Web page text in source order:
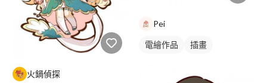
火鍋偵探
Pei
電繪作品 插畫